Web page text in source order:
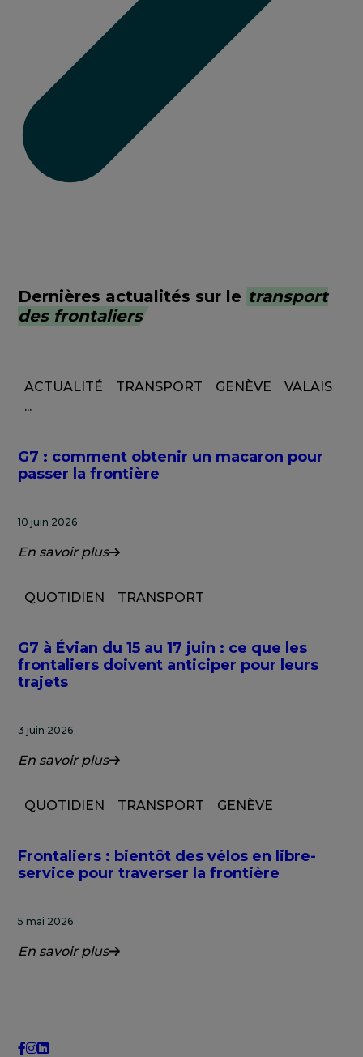
Dernières actualités sur le transport
des frontaliers
ACTUALITÉ TRANSPORT GENÈVE
VALAIS
...
G7 : comment obtenir un macaron pour
passer la frontière
10 juin 2026
En savoir plus
QUOTIDIEN TRANSPORT
G7 à Évian du 15 au 17 juin : ce que les
frontaliers doivent anticiper pour leurs
trajets
3 juin 2026
En savoir plus
QUOTIDIEN TRANSPORT GENÈVE
Frontaliers : bientôt des vélos en libre-
service pour traverser la frontière
5 mai 2026
En savoir plus